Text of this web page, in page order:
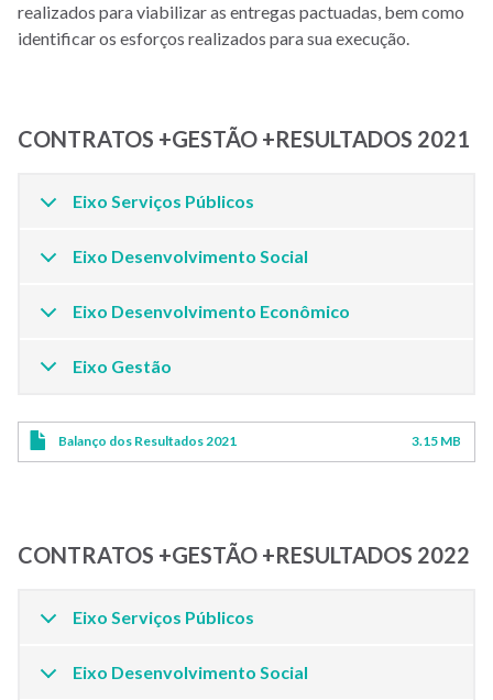
realizados para viabilizar as entregas pactuadas, bem como
identificar os esforços realizados para sua execução.
CONTRATOS +GESTÃO +RESULTADOS 2021
Eixo Serviços Públicos
Eixo Desenvolvimento Social
Eixo Desenvolvimento Econômico
Eixo Gestão
Balanço dos Resultados 2021 3.15 MB
CONTRATOS +GESTÃO +RESULTADOS 2022
Eixo Serviços Públicos
Eixo Desenvolvimento Social